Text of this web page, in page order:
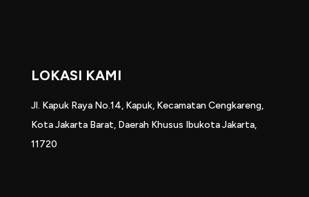
LOKASI KAMI
Jl. Kapuk Raya No.14, Kapuk, Kecamatan Cengkareng,
Kota Jakarta Barat, Daerah Khusus Ibukota Jakarta,
11720